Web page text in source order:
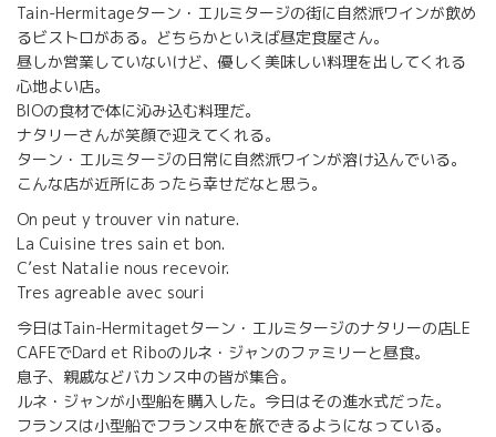
Tain-Hermitageターン・エルミタージの街に自然派ワインが飲め
るビストロがある。どちらかといえば昼定食屋さん。
昼しか営業していないけど、優しく美味しい料理を出してくれる
心地よい店。
BIOの食材で体に沁み込む料理だ。
ナタリーさんが笑顔で迎えてくれる。
ターン・エルミタージの日常に自然派ワインが溶け込んでいる。
こんな店が近所にあったら幸せだなと思う。
On peut y trouver vin nature.
La Cuisine tres sain et bon.
C’est Natalie nous recevoir.
Tres agreable avec souri
今日はTain-Hermitagetターン・エルミタージのナタリーの店LE
CAFEでDard et Riboのルネ・ジャンのファミリーと昼食。
息子、親戚などバカンス中の皆が集合。
ルネ・ジャンが小型船を購入した。今日はその進水式だった。
フランスは小型船でフランス中を旅できるようになっている。